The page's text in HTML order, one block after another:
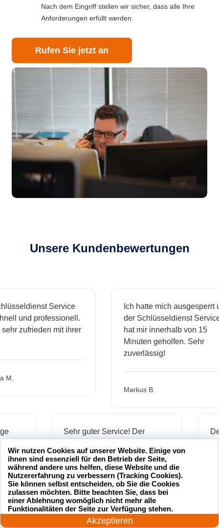
Nach dem Eingriff stellen wir sicher, dass alle Ihre
Anforderungen erfüllt werden.
Rufen Sie jetzt an
Unsere Kundenbewertungen
Service
und professionell.
zufrieden mit ihrer
Ich hatte mich ausgesperrt und
der Schlüsseldienst Service
hat mir innerhalb von 15
Minuten geholfen. Sehr
zuverlässig!
Markus B.
Sehr guter Service! Der
und hat mir schnell geholfen,
als ich meine Schlüssel
verloren hatte.
Jonas M.
24 Stunden am Tag
Akzeptieren
Wir nutzen Cookies auf unserer Website. Einige von
ihnen sind essenziell für den Betrieb der Seite,
während andere uns helfen, diese Website und die
Nutzererfahrung zu verbessern (Tracking Cookies).
Sie können selbst entscheiden, ob Sie die Cookies
zulassen möchten. Bitte beachten Sie, dass bei
einer Ablehnung womöglich nicht mehr alle
Funktionalitäten der Seite zur Verfügung stehen.